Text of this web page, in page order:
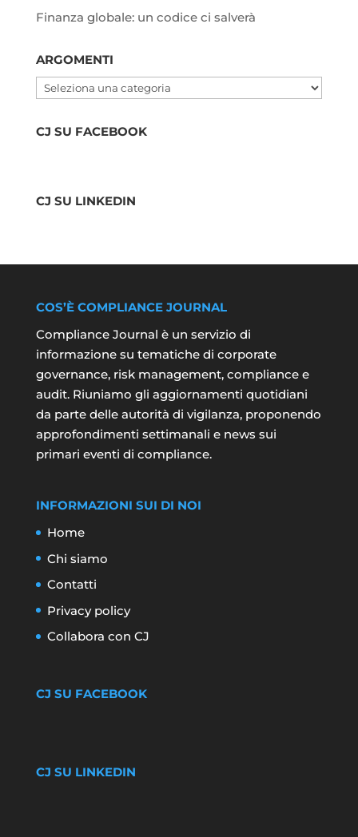
Finanza globale: un codice ci salverà
ARGOMENTI
Argomenti
CJ SU FACEBOOK
CJ SU LINKEDIN
COS’È COMPLIANCE JOURNAL
Compliance Journal è un servizio di
informazione su tematiche di corporate
governance, risk management, compliance e
audit. Riuniamo gli aggiornamenti quotidiani
da parte delle autorità di vigilanza, proponendo
approfondimenti settimanali e news sui
primari eventi di compliance.
INFORMAZIONI SUI DI NOI
Home
Chi siamo
Contatti
Privacy policy
Collabora con CJ
CJ SU FACEBOOK
CJ SU LINKEDIN